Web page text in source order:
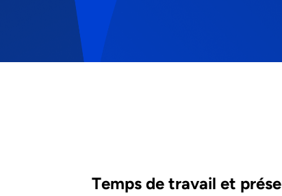
Temps de travail et